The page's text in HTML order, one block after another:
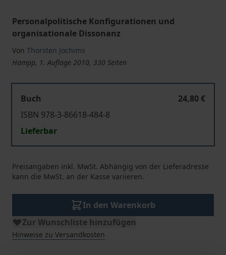
Personalpolitische Konfigurationen und
organisationale Dissonanz
Von Thorsten Jochims
Hampp, 1. Auflage 2010, 330 Seiten
Buch
24,80 €
ISBN 978-3-86618-484-8
Lieferbar
Preisangaben inkl. MwSt. Abhängig von der Lieferadresse
kann die MwSt. an der Kasse variieren.
In den Warenkorb
Zur Wunschliste hinzufügen
Hinweise zu Versandkosten